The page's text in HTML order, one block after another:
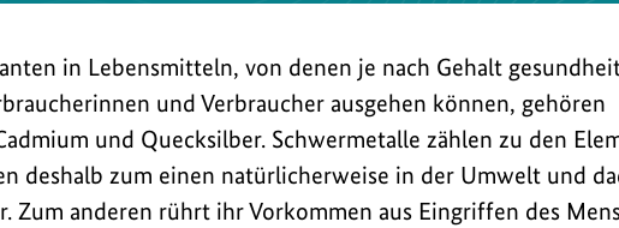
in Lebensmitteln, von denen je nach Gehalt
und Verbraucher ausgehen können, gehören
und Quecksilber. Schwermetalle zählen zu den
deshalb zum einen natürlicherweise in der Umwelt und
Zum anderen rührt ihr Vorkommen aus Eingriffen des